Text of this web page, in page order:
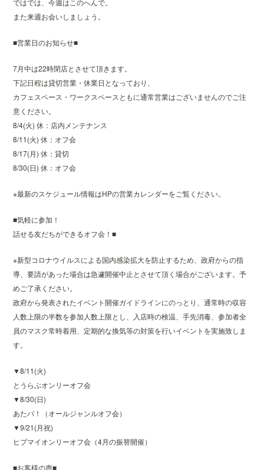
ではでは、今週はこのへんで。
また来週お会いしましょう。
■営業日のお知らせ■
7月中は22時閉店とさせて頂きます。
下記日程は貸切営業・休業日となっており、
カフェスペース・ワークスペースともに通常営業はございませんのでご注
意ください。
8/4(火) 休：店内メンテナンス
8/11(火) 休：オフ会
8/17(月) 休：貸切
8/30(日) 休：オフ会
※最新のスケジュール情報はHPの営業カレンダーをご覧ください。
■気軽に参加！
話せる友だちができるオフ会！■
※新型コロナウイルスによる国内感染拡大を防止するため、政府からの指
導、要請があった場合は急遽開催中止とさせて頂く場合がございます。予
めご了承ください。
政府から発表されたイベント開催ガイドラインにのっとり、通常時の収容
人数上限の半数を参加人数上限とし、入店時の検温、手先消毒、参加者全
員のマスク常時着用、定期的な換気等の対策を行いイベントを実施致しま
す。
▼8/11(火)
とうらぶオンリーオフ会
▼8/30(日)
あたパ！（オールジャンルオフ会）
▼9/21(月祝)
ヒプマイオンリーオフ会（4月の振替開催）
■お客様の声■